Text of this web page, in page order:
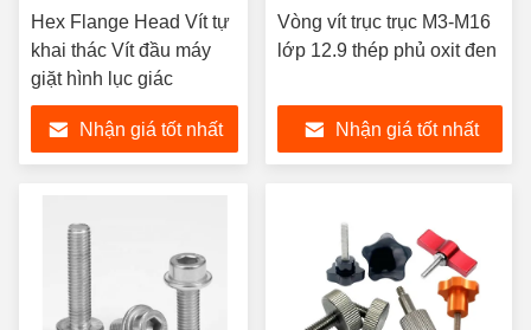
hình
Hex Flange Head Vít tự
khai thác Vít đầu máy
giặt hình lục giác
Nhận giá tốt nhất
Vòng vít trục trục M3-M16
lớp 12.9 thép phủ oxit đen
Nhận giá tốt nhất